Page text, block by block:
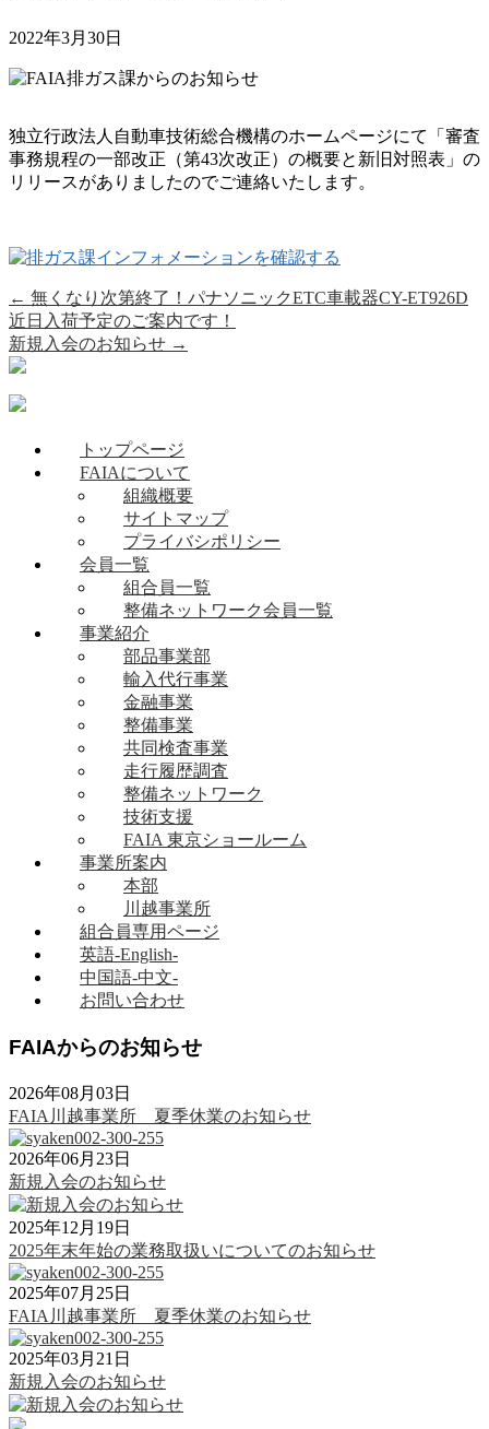
2022年3月30日
独立行政法人自動車技術総合機構のホームページにて「審査
事務規程の一部改正（第43次改正）の概要と新旧対照表」の
リリースがありましたのでご連絡いたします。
← 無くなり次第終了！パナソニックETC車載器CY-ET926D
近日入荷予定のご案内です！
新規入会のお知らせ →
トップページ
FAIAについて
組織概要
サイトマップ
プライバシポリシー
会員一覧
組合員一覧
整備ネットワーク会員一覧
事業紹介
部品事業部
輸入代行事業
金融事業
整備事業
共同検査事業
走行履歴調査
整備ネットワーク
技術支援
FAIA 東京ショールーム
事業所案内
本部
川越事業所
組合員専用ページ
英語-English-
中国語-中文-
お問い合わせ
FAIAからのお知らせ
2026年08月03日
FAIA川越事業所 夏季休業のお知らせ
2026年06月23日
新規入会のお知らせ
2025年12月19日
2025年末年始の業務取扱いについてのお知らせ
2025年07月25日
FAIA川越事業所 夏季休業のお知らせ
2025年03月21日
新規入会のお知らせ